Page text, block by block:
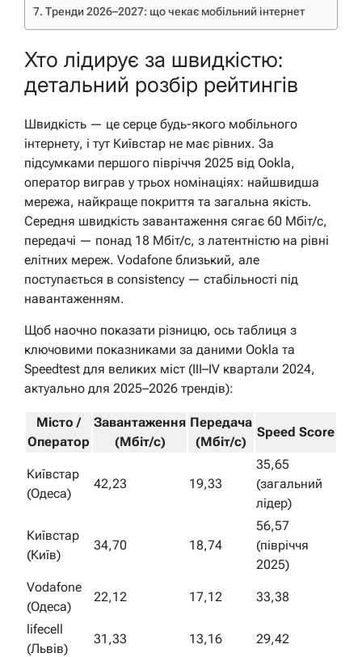
Тренди 2026–2027: що чекає мобільний інтернет
Хто лідирує за швидкістю:
детальний розбір рейтингів
Швидкість — це серце будь-якого мобільного
інтернету, і тут Київстар не має рівних. За
підсумками першого півріччя 2025 від Ookla,
оператор виграв у трьох номінаціях: найшвидша
мережа, найкраще покриття та загальна якість.
Середня швидкість завантаження сягає 60 Мбіт/с,
передачі — понад 18 Мбіт/с, з латентністю на рівні
елітних мереж. Vodafone близький, але
поступається в consistency — стабільності під
навантаженням.
Щоб наочно показати різницю, ось таблиця з
ключовими показниками за даними Ookla та
Speedtest для великих міст (III–IV квартали 2024,
актуально для 2025–2026 трендів):
Місто /
Оператор
Завантаження
(Мбіт/с)
Передача
(Мбіт/с)
Speed Score
Київстар
(Одеса)
42,23 19,33
35,65
(загальний
лідер)
Київстар
(Київ)
34,70 18,74
56,57
(півріччя
2025)
Vodafone
(Одеса)
22,12 17,12 33,38
lifecell
(Львів)
31,33 13,16 29,42